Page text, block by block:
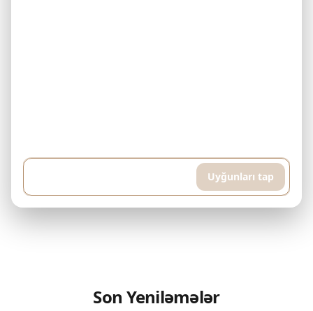
Uyğunları tap
Son Yeniləmələr